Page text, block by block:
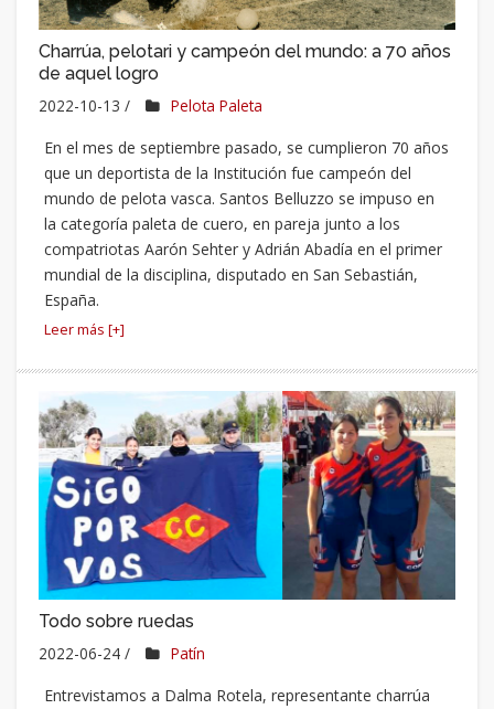
Charrúa, pelotari y campeón del mundo: a 70 años
de aquel logro
2022-10-13 /
Pelota Paleta
En el mes de septiembre pasado, se cumplieron 70 años
que un deportista de la Institución fue campeón del
mundo de pelota vasca. Santos Belluzzo se impuso en
la categoría paleta de cuero, en pareja junto a los
compatriotas Aarón Sehter y Adrián Abadía en el primer
mundial de la disciplina, disputado en San Sebastián,
España.
Leer más [+]
Todo sobre ruedas
2022-06-24 /
Patín
Entrevistamos a Dalma Rotela, representante charrúa